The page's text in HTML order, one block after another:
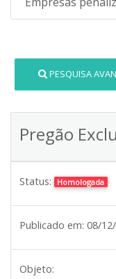
PESQUISA
Pregão
Status: Homologada
Publicado em: 08/
Objeto: